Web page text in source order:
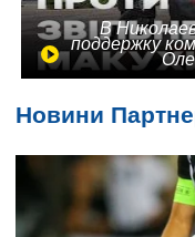
В
поддержку